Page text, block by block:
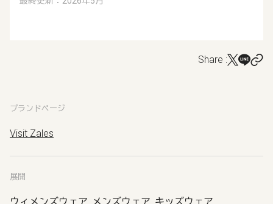
Share :
ブランドページ
Visit Zales
展開